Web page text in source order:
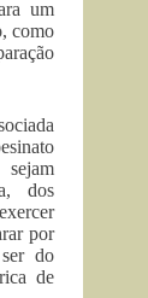
um
como
dos
por
do
de